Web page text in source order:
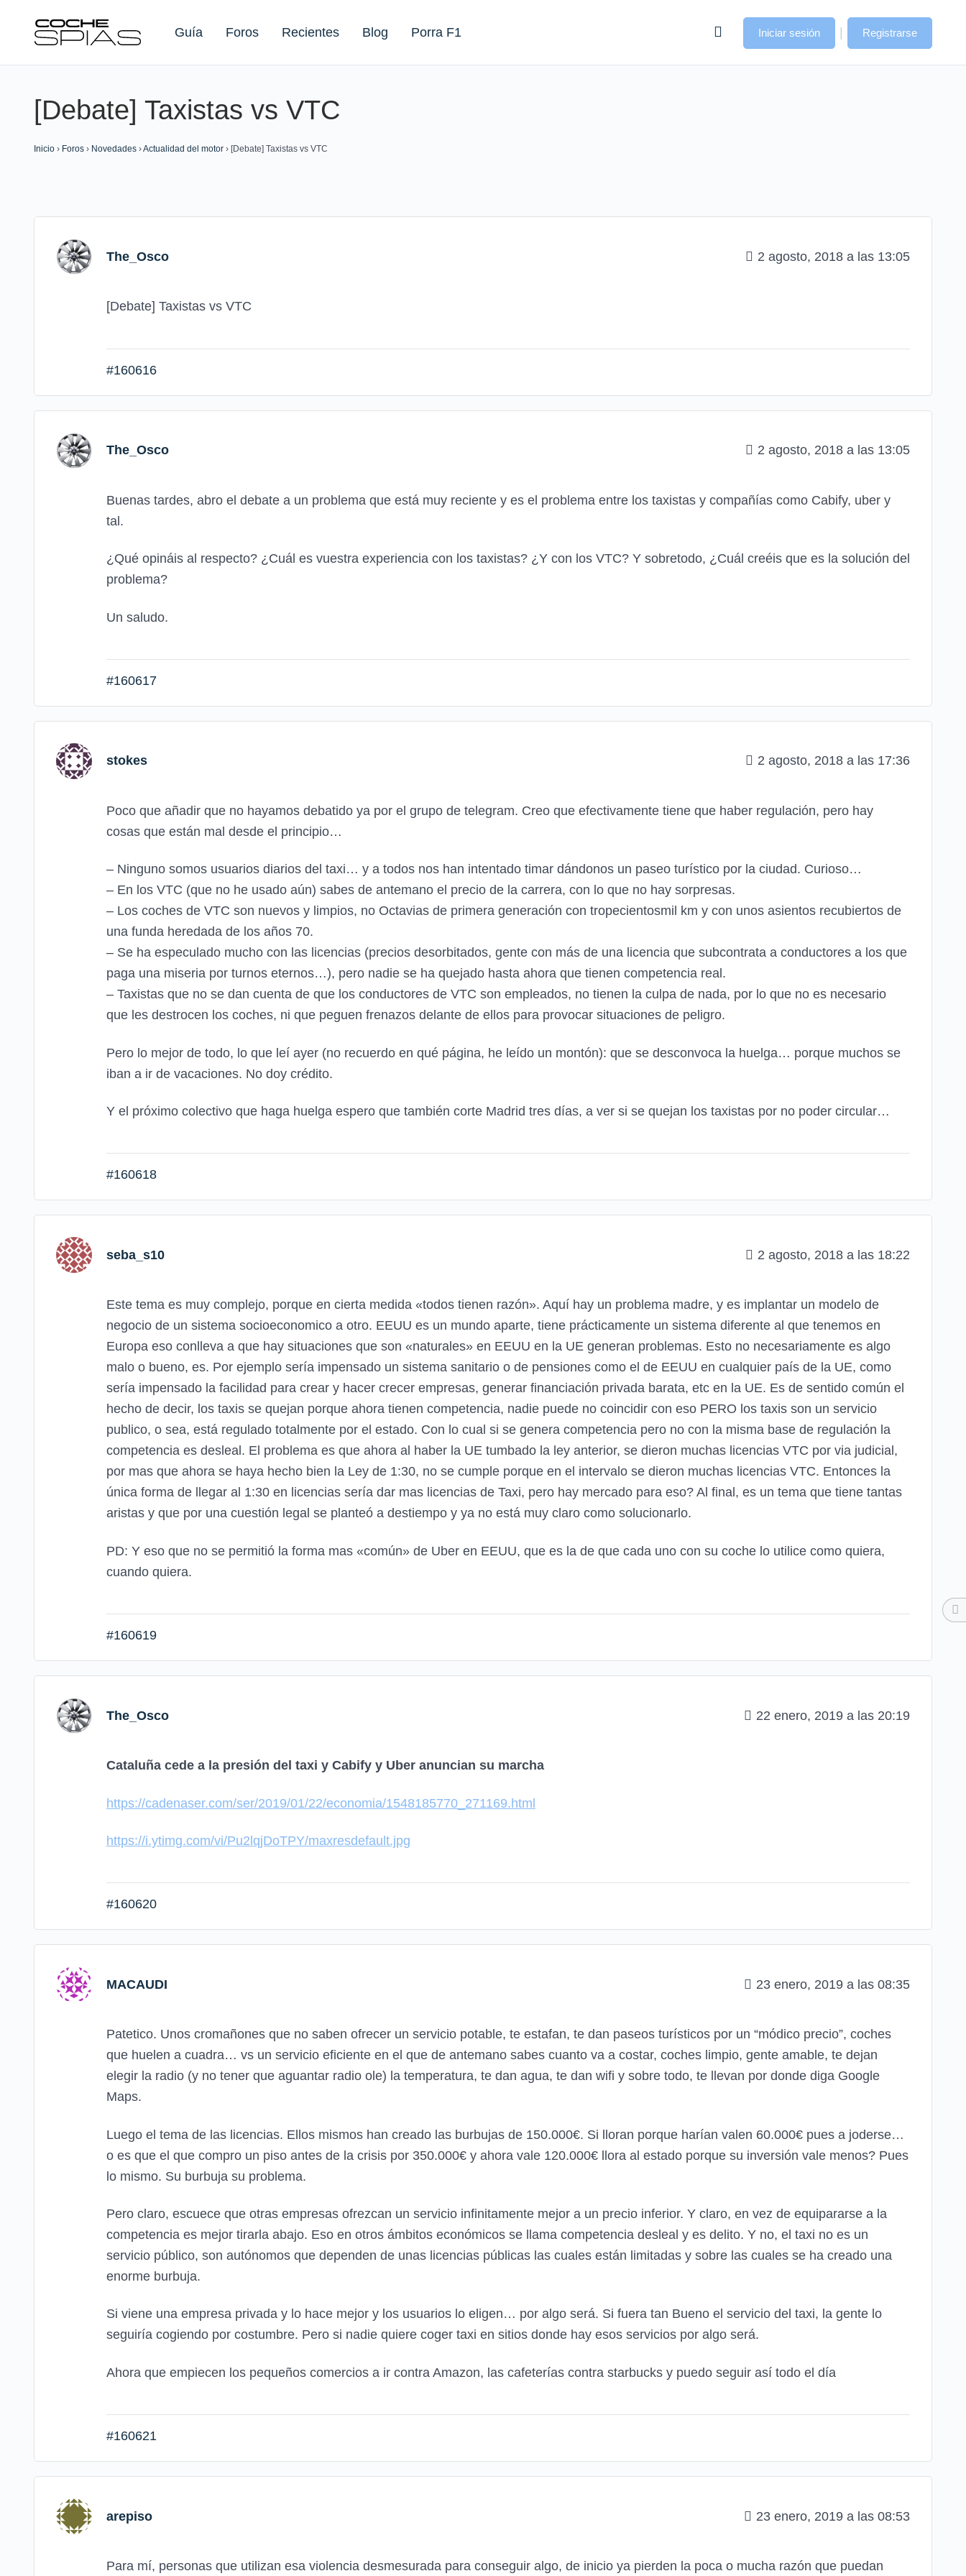
Guía Foros Recientes Blog Porra F1
Buscar:
Iniciar sesión | Registrarse
[Debate] Taxistas vs VTC
Inicio › Foros › Novedades ›Actualidad del motor › [Debate] Taxistas vs VTC
The_Osco 2 agosto, 2018 a las 13:05
[Debate] Taxistas vs VTC
#160616
The_Osco 2 agosto, 2018 a las 13:05
Buenas tardes, abro el debate a un problema que está muy reciente y es el problema entre los taxistas y compañías como Cabify, uber y
tal.
¿Qué opináis al respecto? ¿Cuál es vuestra experiencia con los taxistas? ¿Y con los VTC? Y sobretodo, ¿Cuál creéis que es la solución del
problema?
Un saludo.
#160617
stokes 2 agosto, 2018 a las 17:36
Poco que añadir que no hayamos debatido ya por el grupo de telegram. Creo que efectivamente tiene que haber regulación, pero hay
cosas que están mal desde el principio…
– Ninguno somos usuarios diarios del taxi… y a todos nos han intentado timar dándonos un paseo turístico por la ciudad. Curioso…
– En los VTC (que no he usado aún) sabes de antemano el precio de la carrera, con lo que no hay sorpresas.
– Los coches de VTC son nuevos y limpios, no Octavias de primera generación con tropecientosmil km y con unos asientos recubiertos de
una funda heredada de los años 70.
– Se ha especulado mucho con las licencias (precios desorbitados, gente con más de una licencia que subcontrata a conductores a los que
paga una miseria por turnos eternos…), pero nadie se ha quejado hasta ahora que tienen competencia real.
– Taxistas que no se dan cuenta de que los conductores de VTC son empleados, no tienen la culpa de nada, por lo que no es necesario
que les destrocen los coches, ni que peguen frenazos delante de ellos para provocar situaciones de peligro.
Pero lo mejor de todo, lo que leí ayer (no recuerdo en qué página, he leído un montón): que se desconvoca la huelga… porque muchos se
iban a ir de vacaciones. No doy crédito.
Y el próximo colectivo que haga huelga espero que también corte Madrid tres días, a ver si se quejan los taxistas por no poder circular…
#160618
seba_s10 2 agosto, 2018 a las 18:22
Este tema es muy complejo, porque en cierta medida «todos tienen razón». Aquí hay un problema madre, y es implantar un modelo de
negocio de un sistema socioeconomico a otro. EEUU es un mundo aparte, tiene prácticamente un sistema diferente al que tenemos en
Europa eso conlleva a que hay situaciones que son «naturales» en EEUU en la UE generan problemas. Esto no necesariamente es algo
malo o bueno, es. Por ejemplo sería impensado un sistema sanitario o de pensiones como el de EEUU en cualquier país de la UE, como
sería impensado la facilidad para crear y hacer crecer empresas, generar financiación privada barata, etc en la UE. Es de sentido común el
hecho de decir, los taxis se quejan porque ahora tienen competencia, nadie puede no coincidir con eso PERO los taxis son un servicio
publico, o sea, está regulado totalmente por el estado. Con lo cual si se genera competencia pero no con la misma base de regulación la
competencia es desleal. El problema es que ahora al haber la UE tumbado la ley anterior, se dieron muchas licencias VTC por via judicial,
por mas que ahora se haya hecho bien la Ley de 1:30, no se cumple porque en el intervalo se dieron muchas licencias VTC. Entonces la
única forma de llegar al 1:30 en licencias sería dar mas licencias de Taxi, pero hay mercado para eso? Al final, es un tema que tiene tantas
aristas y que por una cuestión legal se planteó a destiempo y ya no está muy claro como solucionarlo.
PD: Y eso que no se permitió la forma mas «común» de Uber en EEUU, que es la de que cada uno con su coche lo utilice como quiera,
cuando quiera.
#160619
The_Osco 22 enero, 2019 a las 20:19
Cataluña cede a la presión del taxi y Cabify y Uber anuncian su marcha
https://cadenaser.com/ser/2019/01/22/economia/1548185770_271169.html
https://i.ytimg.com/vi/Pu2lqjDoTPY/maxresdefault.jpg
#160620
MACAUDI 23 enero, 2019 a las 08:35
Patetico. Unos cromañones que no saben ofrecer un servicio potable, te estafan, te dan paseos turísticos por un “módico precio”, coches
que huelen a cuadra… vs un servicio eficiente en el que de antemano sabes cuanto va a costar, coches limpio, gente amable, te dejan
elegir la radio (y no tener que aguantar radio ole) la temperatura, te dan agua, te dan wifi y sobre todo, te llevan por donde diga Google
Maps.
Luego el tema de las licencias. Ellos mismos han creado las burbujas de 150.000€. Si lloran porque harían valen 60.000€ pues a joderse…
o es que el que compro un piso antes de la crisis por 350.000€ y ahora vale 120.000€ llora al estado porque su inversión vale menos? Pues
lo mismo. Su burbuja su problema.
Pero claro, escuece que otras empresas ofrezcan un servicio infinitamente mejor a un precio inferior. Y claro, en vez de equipararse a la
competencia es mejor tirarla abajo. Eso en otros ámbitos económicos se llama competencia desleal y es delito. Y no, el taxi no es un
servicio público, son autónomos que dependen de unas licencias públicas las cuales están limitadas y sobre las cuales se ha creado una
enorme burbuja.
Si viene una empresa privada y lo hace mejor y los usuarios lo eligen… por algo será. Si fuera tan Bueno el servicio del taxi, la gente lo
seguiría cogiendo por costumbre. Pero si nadie quiere coger taxi en sitios donde hay esos servicios por algo será.
Ahora que empiecen los pequeños comercios a ir contra Amazon, las cafeterías contra starbucks y puedo seguir así todo el día
#160621
arepiso 23 enero, 2019 a las 08:53
Para mí, personas que utilizan esa violencia desmesurada para conseguir algo, de inicio ya pierden la poca o mucha razón que puedan